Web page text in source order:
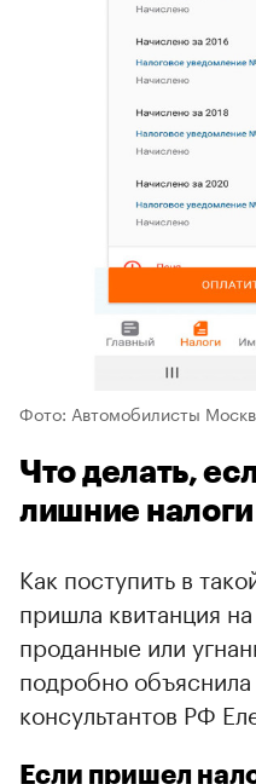
Фото: Автомобилисты
Что делать,
лишние налоги
Как поступить в
пришла квитанция
проданные или
подробно
консультантов РФ
Если пришел